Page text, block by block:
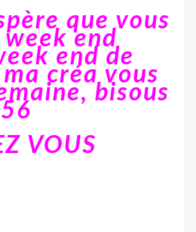
que vous
end
end de
créa vous
bisous
VOUS